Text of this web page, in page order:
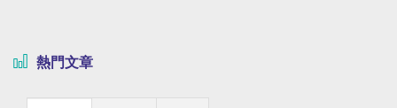
熱門文章